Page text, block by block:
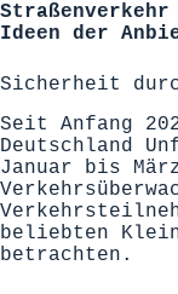
Ideen der
Sicherheit
Seit Anfang
Deutschland
Januar bis
beliebten
betrachten.